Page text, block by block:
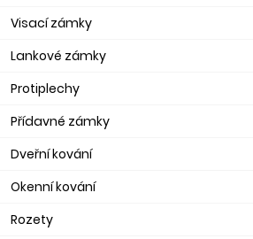
Visací zámky
Lankové zámky
Protiplechy
Přídavné zámky
Dveřní kování
Okenní kování
Rozety